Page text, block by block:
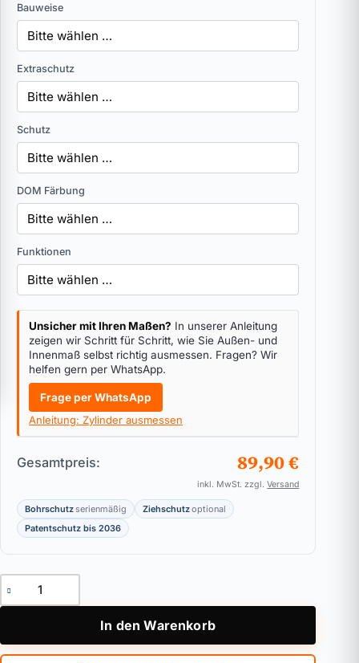
Bauweise
Extraschutz
Schutz
DOM Färbung
Funktionen
Unsicher mit Ihren Maßen? In unserer Anleitung
zeigen wir Schritt für Schritt, wie Sie Außen- und
Innenmaß selbst richtig ausmessen. Fragen? Wir
helfen gern per WhatsApp.
Frage per WhatsApp
Anleitung: Zylinder ausmessen
Gesamtpreis: 89,90 €
inkl. MwSt. zzgl.Versand
Bohrschutzserienmäßig Ziehschutzoptional
Patentschutz bis 2036
Doppelzylinder DOM ix Twido Menge
In den Warenkorb